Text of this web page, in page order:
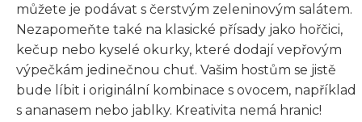
můžete je podávat s čerstvým zeleninovým salátem.
Nezapomeňte také na klasické přísady jako hořčici,
kečup nebo kyselé okurky, které dodají vepřovým
výpečkám jedinečnou chuť. Vašim hostům se jistě
bude líbit i originální kombinace s ovocem, například
s ananasem nebo jablky. Kreativita nemá hranic!